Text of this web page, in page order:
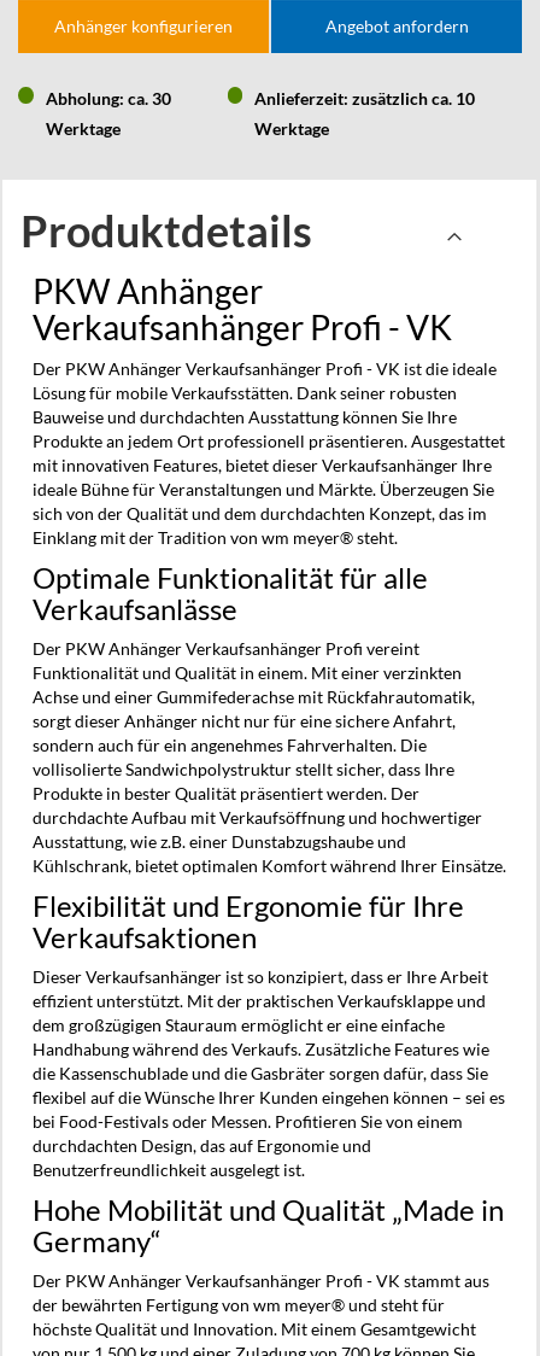
Anhänger konfigurieren Angebot anfordern
Abholung: ca. 30
Werktage
Anlieferzeit: zusätzlich ca. 10
Werktage
Produktdetails
PKW Anhänger
Verkaufsanhänger Profi - VK
Der PKW Anhänger Verkaufsanhänger Profi - VK ist die ideale
Lösung für mobile Verkaufsstätten. Dank seiner robusten
Bauweise und durchdachten Ausstattung können Sie Ihre
Produkte an jedem Ort professionell präsentieren. Ausgestattet
mit innovativen Features, bietet dieser Verkaufsanhänger Ihre
ideale Bühne für Veranstaltungen und Märkte. Überzeugen Sie
sich von der Qualität und dem durchdachten Konzept, das im
Einklang mit der Tradition von wm meyer® steht.
Optimale Funktionalität für alle
Verkaufsanlässe
Der PKW Anhänger Verkaufsanhänger Profi vereint
Funktionalität und Qualität in einem. Mit einer verzinkten
Achse und einer Gummifederachse mit Rückfahrautomatik,
sorgt dieser Anhänger nicht nur für eine sichere Anfahrt,
sondern auch für ein angenehmes Fahrverhalten. Die
vollisolierte Sandwichpolystruktur stellt sicher, dass Ihre
Produkte in bester Qualität präsentiert werden. Der
durchdachte Aufbau mit Verkaufsöffnung und hochwertiger
Ausstattung, wie z.B. einer Dunstabzugshaube und
Kühlschrank, bietet optimalen Komfort während Ihrer Einsätze.
Flexibilität und Ergonomie für Ihre
Verkaufsaktionen
Dieser Verkaufsanhänger ist so konzipiert, dass er Ihre Arbeit
effizient unterstützt. Mit der praktischen Verkaufsklappe und
dem großzügigen Stauraum ermöglicht er eine einfache
Handhabung während des Verkaufs. Zusätzliche Features wie
die Kassenschublade und die Gasbräter sorgen dafür, dass Sie
flexibel auf die Wünsche Ihrer Kunden eingehen können – sei es
bei Food-Festivals oder Messen. Profitieren Sie von einem
durchdachten Design, das auf Ergonomie und
Benutzerfreundlichkeit ausgelegt ist.
Hohe Mobilität und Qualität „Made in
Germany“
Der PKW Anhänger Verkaufsanhänger Profi - VK stammt aus
der bewährten Fertigung von wm meyer® und steht für
höchste Qualität und Innovation. Mit einem Gesamtgewicht